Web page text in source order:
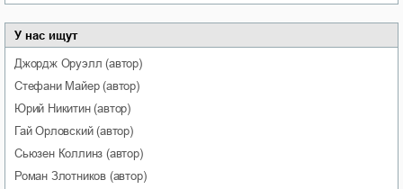
У нас ищут
Джордж Оруэлл (автор)
Стефани Майер(автор)
Юрий Никитин(автор)
Гай Орловский(автор)
Сьюзен Коллинз (автор)
Роман Злотников (автор)